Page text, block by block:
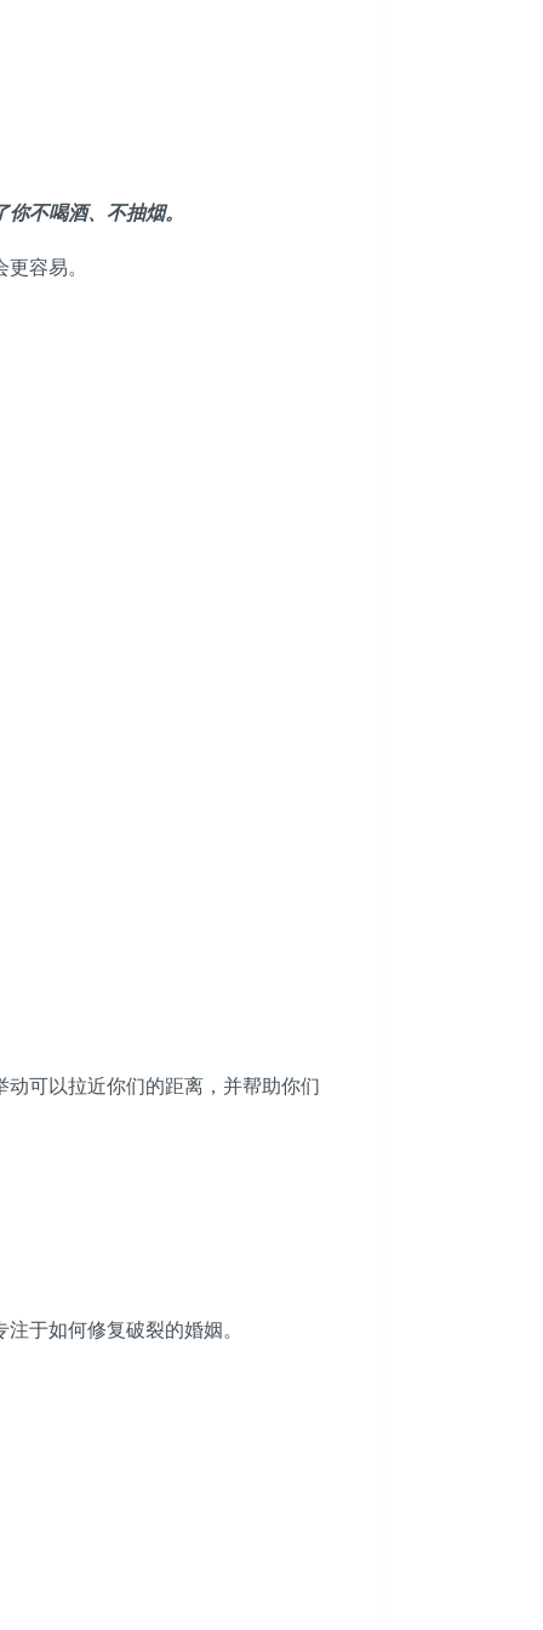
不喝酒、不抽烟。
容易。
可以拉近你们的距离，并帮助你们
于如何修复破裂的婚姻。